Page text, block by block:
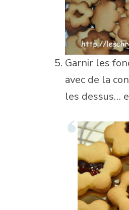
Garnir les
avec de la
les dessus…